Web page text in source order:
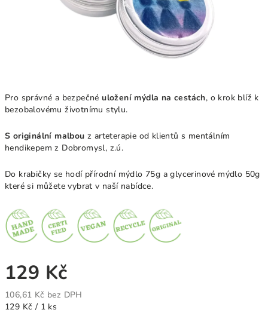
Pro správné a bezpečnéuložení mýdla na cestách, o krok blíž k
bezobalovému životnímu stylu.
S originální malbou z arteterapie od klientů s mentálním
hendikepem z Dobromysl, z.ú.
Do krabičky se hodípřírodní mýdlo 75g aglycerinové mýdlo 50g
které si můžete vybrat v naší nabídce.
129 Kč
106,61 Kč bez DPH
Měrná
129 Kč / 1 ks